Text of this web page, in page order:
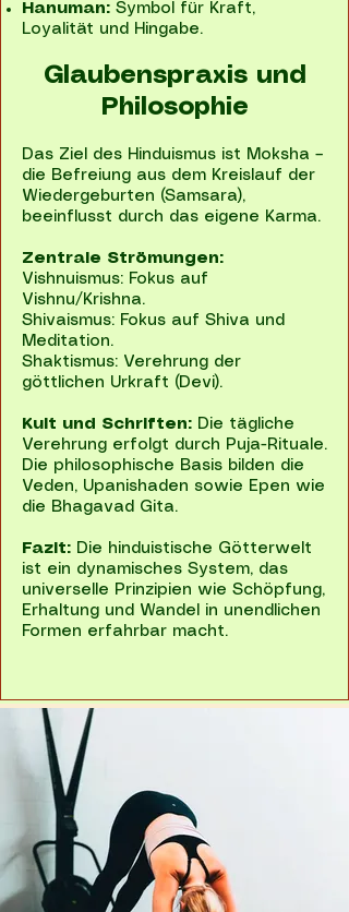
Hanuman: Symbol für Kraft,
Loyalität und Hingabe.
Glaubenspraxis und
Philosophie
Das Ziel des Hinduismus ist Moksha –
die Befreiung aus dem Kreislauf der
Wiedergeburten (Samsara),
beeinflusst durch das eigene Karma.
Zentrale Strömungen:
Vishnuismus: Fokus auf
Vishnu/Krishna.
Shivaismus: Fokus auf Shiva und
Meditation.
Shaktismus: Verehrung der
göttlichen Urkraft (Devi).
Kult und Schriften: Die tägliche
Verehrung erfolgt durch Puja-Rituale.
Die philosophische Basis bilden die
Veden, Upanishaden sowie Epen wie
die Bhagavad Gita.
Fazit: Die hinduistische Götterwelt
ist ein dynamisches System, das
universelle Prinzipien wie Schöpfung,
Erhaltung und Wandel in unendlichen
Formen erfahrbar macht.